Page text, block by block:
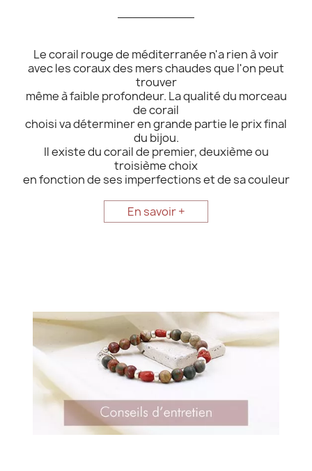
Le corail rouge de méditerranée n'a rien à voir
avec les coraux des mers chaudes que l'on peut
trouver
même à faible profondeur. La qualité du morceau
de corail
choisi va déterminer en grande partie le prix final
du bijou.
Il existe du corail de premier, deuxième ou
troisième choix
en fonction de ses imperfections et de sa couleur
En savoir +